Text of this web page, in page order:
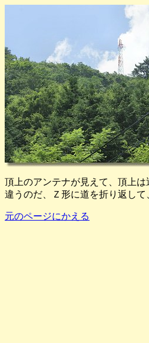
頂上のアンテナが見えて、頂上は
違うのだ、Ｚ形に道を折り返し
元のページにかえる